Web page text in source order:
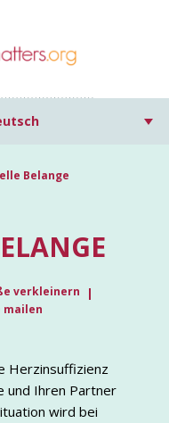
Belange
verkleinern
mailen
Herzinsuffizienz
und Ihren Partner
wird bei